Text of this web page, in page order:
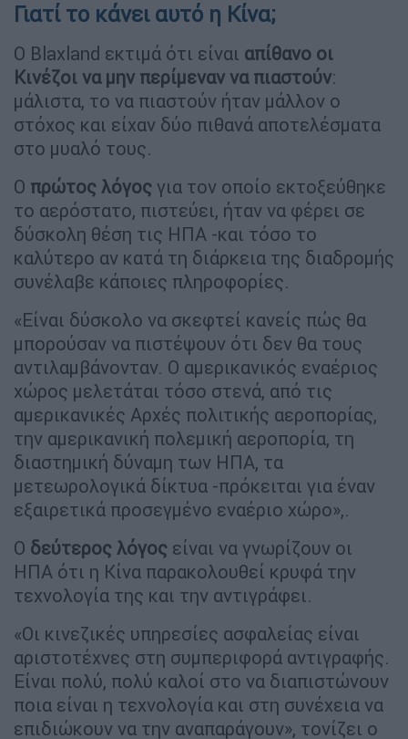
Γιατί το κάνει αυτό η Κίνα;
Ο Blaxland εκτιμά ότι είναι απίθανο οι
Κινέζοι να μην περίμεναν να πιαστούν:
μάλιστα, το να πιαστούν ήταν μάλλον ο
στόχος και είχαν δύο πιθανά αποτελέσματα
στο μυαλό τους.
Ο πρώτος λόγος για τον οποίο εκτοξεύθηκε
το αερόστατο, πιστεύει, ήταν να φέρει σε
δύσκολη θέση τις ΗΠΑ -και τόσο το
καλύτερο αν κατά τη διάρκεια της διαδρομής
συνέλαβε κάποιες πληροφορίες.
«Είναι δύσκολο να σκεφτεί κανείς πώς θα
μπορούσαν να πιστέψουν ότι δεν θα τους
αντιλαμβάνονταν. Ο αμερικανικός εναέριος
χώρος μελετάται τόσο στενά, από τις
αμερικανικές Αρχές πολιτικής αεροπορίας,
την αμερικανική πολεμική αεροπορία, τη
διαστημική δύναμη των ΗΠΑ, τα
μετεωρολογικά δίκτυα -πρόκειται για έναν
εξαιρετικά προσεγμένο εναέριο χώρο»,.
Ο δεύτερος λόγος είναι να γνωρίζουν οι
ΗΠΑ ότι η Κίνα παρακολουθεί κρυφά την
τεχνολογία της και την αντιγράφει.
«Οι κινεζικές υπηρεσίες ασφαλείας είναι
αριστοτέχνες στη συμπεριφορά αντιγραφής.
Είναι πολύ, πολύ καλοί στο να διαπιστώνουν
ποια είναι η τεχνολογία και στη συνέχεια να
επιδιώκουν να την αναπαράγουν», τονίζει ο